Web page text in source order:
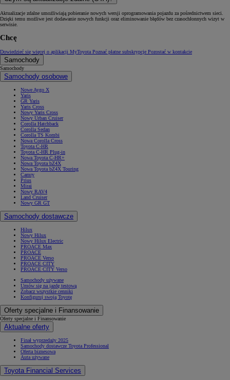
Aktualizacje zdalne umożliwiają pobieranie nowych wersji oprogramowania pojazdu za pośrednictwem sieci.
Dzięki temu możliwe jest dodawanie nowych funkcji oraz eliminowanie błędów bez czasochłonnych wizyt w
serwisie.
Chcę
Dowiedzieć się więcej o aplikacji MyToyota Poznać płatne subskrypcje Pozostać w kontakcie
Samochody
Samochody
Samochody osobowe
Nowe Aygo X
Yaris
GR Yaris
Yaris Cross
Nowy Yaris Cross
Nowy Urban Cruiser
Corolla Hatchback
Corolla Sedan
Corolla TS Kombi
Nowa Corolla Cross
Toyota C-HR
Toyota C-HR Plug-in
Nowa Toyota C-HR+
Nowa Toyota bZ4X
Nowa Toyota bZ4X Touring
Camry
Prius
Mirai
Nowy RAV4
Land Cruiser
Nowy GR GT
Samochody dostawcze
Hilux
Nowy Hilux
Nowy Hilux Electric
PROACE Max
PROACE
PROACE Verso
PROACE CITY
PROACE CITY Verso
Samochody używane
Umów się na jazdę testową
Zobacz wszystkie cenniki
Konfiguruj swoją Toyotę
Oferty specjalne i Finansowanie
Oferty specjalne i Finansowanie
Aktualne oferty
Finał wyprzedaży 2025
Samochody dostawcze Toyota Professional
Oferta biznesowa
Auta używane
Toyota Financial Services